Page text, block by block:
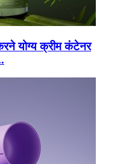
योग्य क्रीम कंटेनर